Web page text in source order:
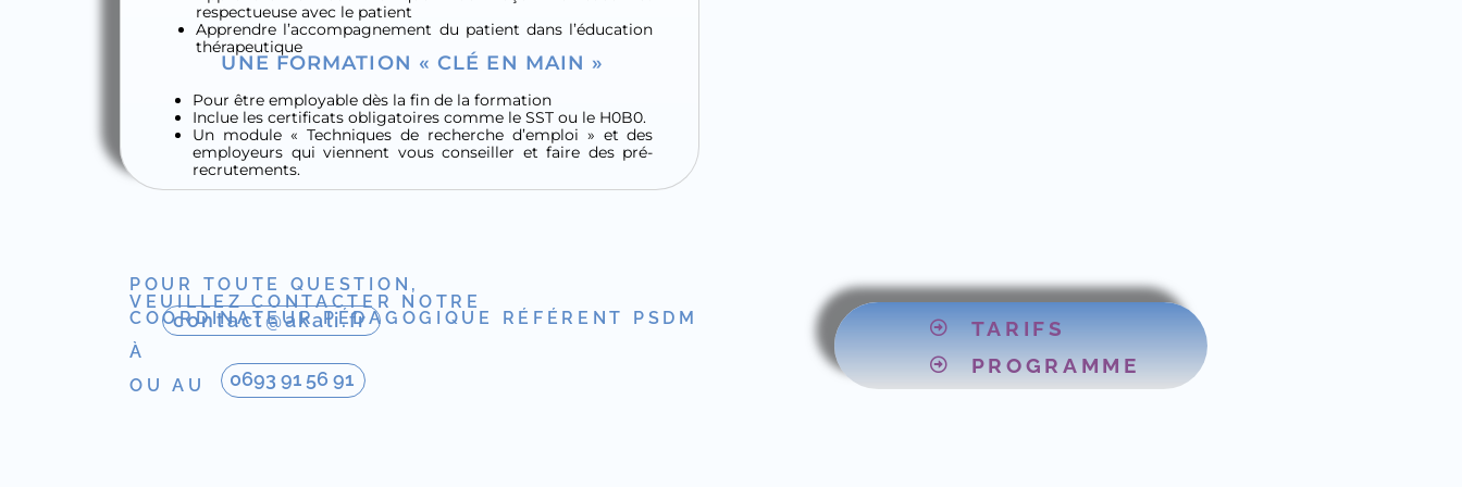
respectueuse avec le patient
Apprendre l’accompagnement du patient dans l’éducation
thérapeutique
UNE FORMATION « CLÉ EN MAIN »
Pour être employable dès la fin de la formation
Inclue les certificats obligatoires comme le SST ou le H0B0.
Un module « Techniques de recherche d’emploi » et des
employeurs qui viennent vous conseiller et faire des pré-
recrutements.
POUR TOUTE QUESTION,
VEUILLEZ CONTACTER NOTRE
COORDINATEUR PÉDAGOGIQUE RÉFÉRENT PSDM
À
OU AU
contact@akali.fr
0693 91 56 91
TARIFS
PROGRAMME